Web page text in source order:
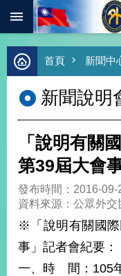
跳到主要內容區塊
進
階
尋
熱
總
合
外
價
值
首頁 新聞中
新聞說明
「說明有關
第39屆大會
發布時間：2016-09-
資料來源：公眾外交
※「說明有關國
事」記者會紀要：
一、時 間：105